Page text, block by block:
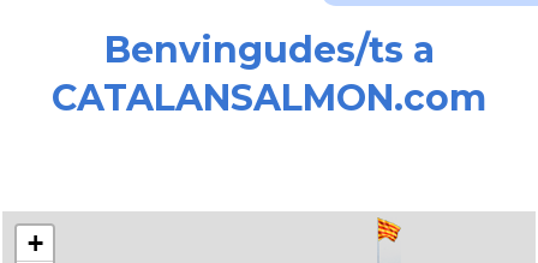
Benvingudes/ts a
CATALANSALMON.com
+